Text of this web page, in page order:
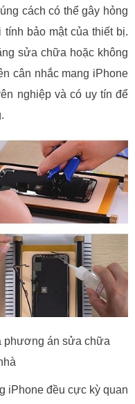
cách có thể gây hỏng
tính bảo mật của thiết bị.
sửa chữa hoặc không
cân nhắc mang iPhone
nghiệp và có uy tín để
phương án sửa chữa
iPhone đều cực kỳ quan